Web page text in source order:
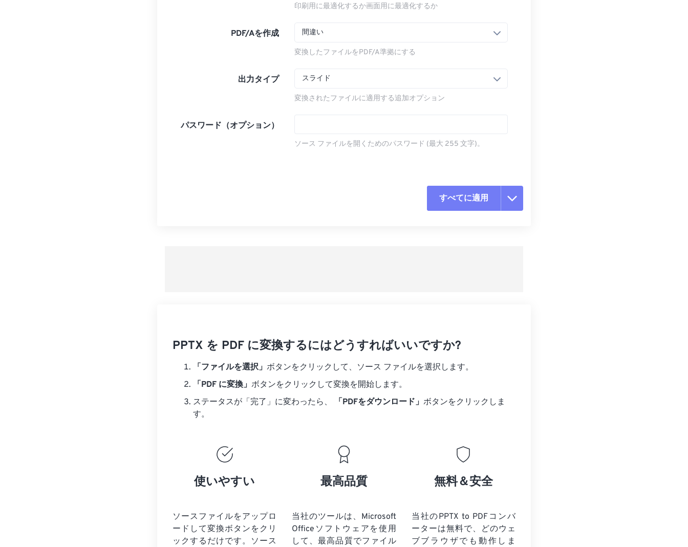
印刷用に最適化するか画面用に最適化するか
PDF/Aを作成 間違い
変換したファイルをPDF/A準拠にする
出力タイプ スライド
変換されたファイルに適用する追加オプション
パスワード（オプション）
ソース ファイルを開くためのパスワード (最大 255 文字)。
すべてに適用
PPTX を PDF に変換するにはどうすればいいですか?
「ファイルを選択」 ボタンをクリックして、ソース ファイルを選択します。
「PDF に変換」 ボタンをクリックして変換を開始します。
ステータスが「完了」に変わったら、
「PDFをダウンロード」 ボタンをクリックしま
す。
使いやすい
ソースファイルをアップロ
ードして変換ボタンをクリ
ックするだけです。ソース
最高品質
当社のツールは、Microsoft
Officeソフトウェアを使用
して、最高品質でファイル
無料＆安全
当社のPPTX to PDFコンバ
ーターは無料で、どのウェ
ブブラウザでも動作しま